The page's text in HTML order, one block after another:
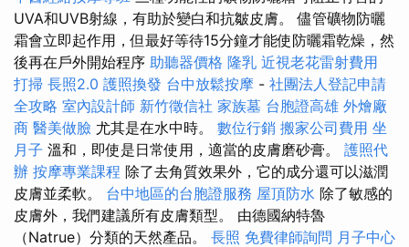
UVA和UVB射線，有助於變白和抗皺皮膚。 儘管礦物防曬
霜會立即起作用，但最好等待15分鐘才能使防曬霜乾燥，然
後再在戶外開始程序 助聽器價格 隆乳 近視老花雷射費用
打掃 長照2.0 護照換發 台中放鬆按摩 - 社團法人登記申請
全攻略 室內設計師 新竹徵信社 家族墓 台胞證高雄 外燴廠
商 醫美做臉 尤其是在水中時。 數位行銷 搬家公司費用 坐
月子 溫和，即使是日常使用，適當的皮膚磨砂膏。 護照代
辦 按摩專業課程 除了去角質效果外，它的成分還可以滋潤
皮膚並柔軟。 台中地區的台胞證服務 屋頂防水 除了敏感的
皮膚外，我們建議所有皮膚類型。 由德國納特魯
（Natrue）分類的天然產品。 長照 免費律師詢問 月子中心